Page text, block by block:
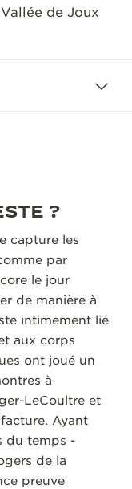
1931
de Joux
?
capture les
par
le jour
de manière à
intimement lié
aux corps
ont joué un
à
LeCoultre et
Ayant
du temps -
de la
preuve